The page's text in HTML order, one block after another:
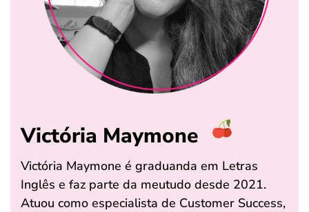
Victória Maymone
Victória Maymone é graduanda em Letras
Inglês e faz parte da meutudo desde 2021.
Atuou como especialista de Customer Success,